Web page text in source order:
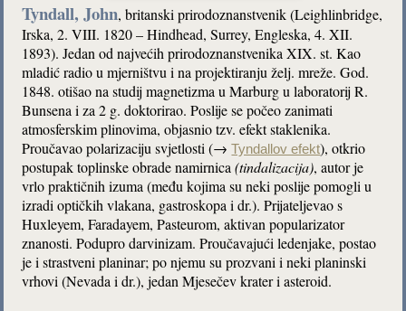
Tyndall, John, britanski prirodoznanstvenik (Leighlinbridge,
Irska, 2. VIII. 1820 – Hindhead, Surrey, Engleska, 4. XII.
1893). Jedan od najvećih prirodoznanstvenika XIX. st. Kao
mladić radio u mjerništvu i na projektiranju želj. mreže. God.
1848. otišao na studij magnetizma u Marburg u laboratorij R.
Bunsena i za 2 g. doktorirao. Poslije se počeo zanimati
atmosferskim plinovima, objasnio tzv. efekt staklenika.
Proučavao polarizaciju svjetlosti (→Tyndallov efekt), otkrio
postupak toplinske obrade namirnica(tindalizacija), autor je
vrlo praktičnih izuma (među kojima su neki poslije pomogli u
izradi optičkih vlakana, gastroskopa i dr.). Prijateljevao s
Huxleyem, Faradayem, Pasteurom, aktivan popularizator
znanosti. Podupro darvinizam. Proučavajući ledenjake, postao
je i strastveni planinar; po njemu su prozvani i neki planinski
vrhovi (Nevada i dr.), jedan Mjesečev krater i asteroid.